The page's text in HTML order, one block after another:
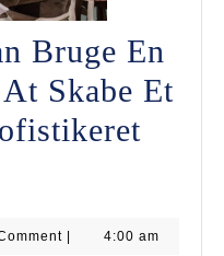
Bruge En
Skabe Et
4:00 am